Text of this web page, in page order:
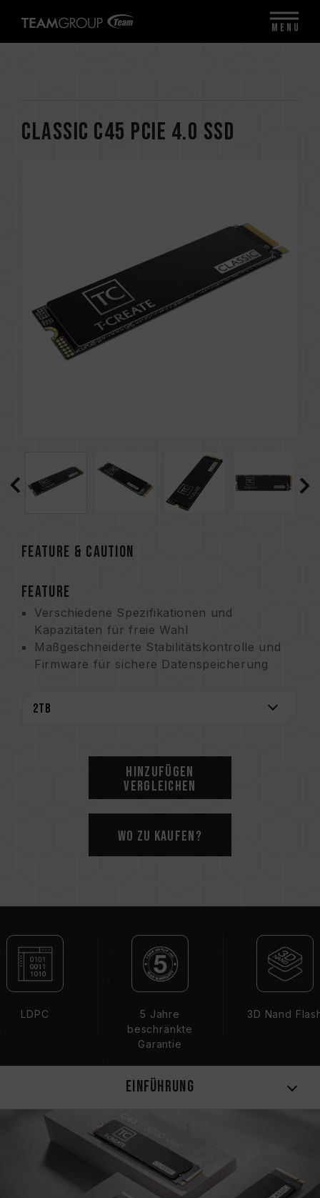
CLASSIC C45 PCIe 4.0 SSD
FEATURE & CAUTION
FEATURE
Verschiedene Spezifikationen und
Kapazitäten für freie Wahl
Maßgeschneiderte Stabilitätskontrolle und
Firmware für sichere Datenspeicherung
Ausgezeichnetes intelligentes Management
sicheres Arbeiten
Umweltfreundlich und nachhaltig, um die
Erde zu schonen
US-Erfindungspatent (Zertifikat Nr.:
US11051392B2)
Chinesisches Gebrauchsmuster (Zertifikat
S.M.A.R.T.-Software-Patent
Taiwanisches Erfindungspatent (Nr.:
I751753)
Hinzufügen
Vergleichen
Wo zu kaufen?
LDPC
5 Jahre
beschränkte
Garantie
3D Nand
Einführung
MENU